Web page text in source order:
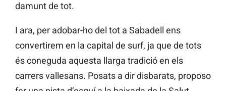
damunt de tot.
I ara, per adobar-ho del tot a Sabadell ens
convertirem en la capital de surf, ja que de tots
és coneguda aquesta llarga tradició en els
carrers vallesans. Posats a dir disbarats, proposo